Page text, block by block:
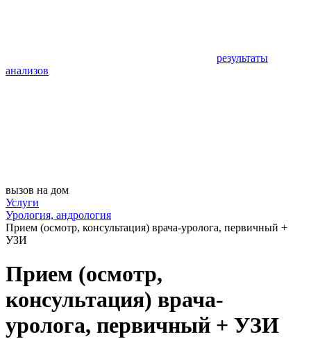
результаты
анализов
вызов на дом
Услуги
Урология, андрология
Прием (осмотр, консультация) врача-уролога, первичный +
УЗИ
Прием (осмотр,
консультация) врача-
уролога, первичный + УЗИ